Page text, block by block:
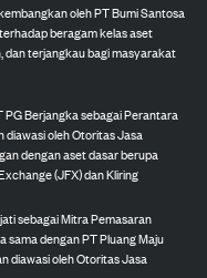
oleh PT Bumi Santosa
beragam kelas aset
dan terjangkau bagi masyarakat
PG Berjangka sebagai Perantara
diawasi oleh Otoritas Jasa
dengan aset dasar berupa
(JFX) dan Kliring
sebagai Mitra Pemasaran
sama dengan PT Pluang Maju
diawasi oleh Otoritas Jasa